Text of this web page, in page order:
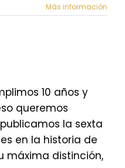
Más información
10 años y
queremos
la sexta
en la historia de
máxima distinción,